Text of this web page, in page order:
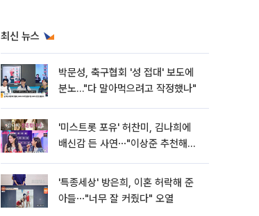
최신 뉴스
박문성, 축구협회 '성 접대' 보도에
분노…"다 말아먹으려고 작정했나"
'미스트롯 포유' 허찬미, 김나희에
배신감 든 사연⋯"이상준 추천해주
'특종세상' 방은희, 이혼 허락해 준
아들⋯"너무 잘 커줬다" 오열